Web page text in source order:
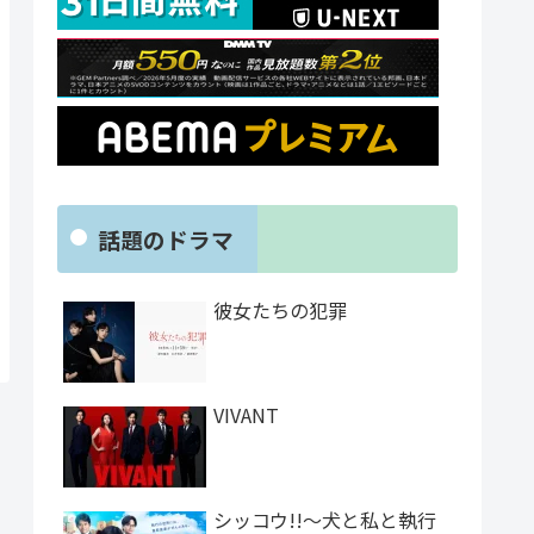
話題のドラマ
彼女たちの犯罪
VIVANT
シッコウ!!～犬と私と執行